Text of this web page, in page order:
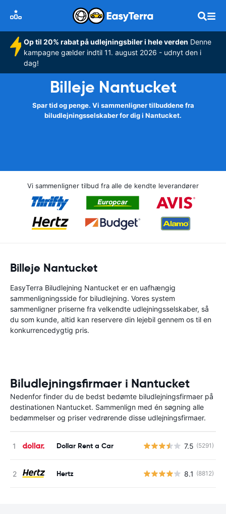
Op til 20% rabat på udlejningsbiler i hele verden Denne
kampagne gælder indtil 11. august 2026 - udnyt den i
dag!
Billeje Nantucket
Spar tid og penge. Vi sammenligner tilbuddene fra
biludlejningsselskaber for dig i Nantucket.
Vi sammenligner tilbud fra alle de kendte leverandører
Billeje Nantucket
EasyTerra Biludlejning Nantucket er en uafhængig
sammenligningsside for biludlejning. Vores system
sammenligner priserne fra velkendte udlejningsselskaber, så
du som kunde, altid kan reservere din lejebil gennem os til en
konkurrencedygtig pris.
Biludlejningsfirmaer i Nantucket
Nedenfor finder du de bedst bedømte biludlejningsfirmaer på
destinationen Nantucket. Sammenlign med én søgning alle
bedømmelser og priser vedrørende disse udlejningsfirmaer.
Dollar Rent a Car 7.5 (5291)
Hertz 8.1 (8812)